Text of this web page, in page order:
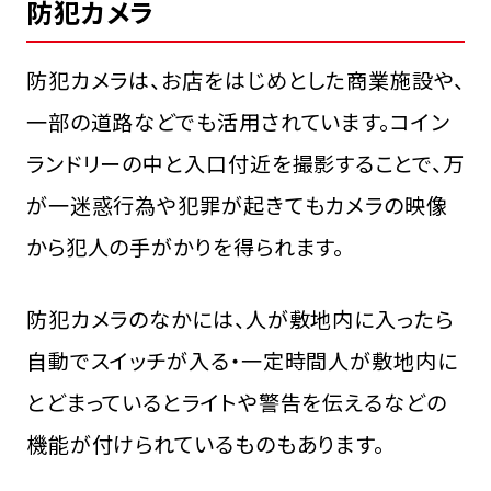
防犯カメラ
防犯カメラは、お店をはじめとした商業施設や、
一部の道路などでも活用されています。コイン
ランドリーの中と入口付近を撮影することで、万
が一迷惑行為や犯罪が起きてもカメラの映像
から犯人の手がかりを得られます。
防犯カメラのなかには、人が敷地内に入ったら
自動でスイッチが入る・一定時間人が敷地内に
とどまっているとライトや警告を伝えるなどの
機能が付けられているものもあります。